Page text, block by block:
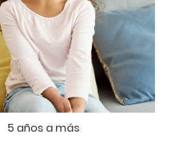
5 años a más